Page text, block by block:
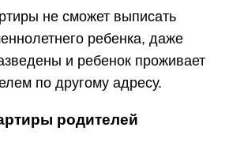
не сможет выписать
ребенка, даже
и ребенок проживает
по другому адресу.
родителей